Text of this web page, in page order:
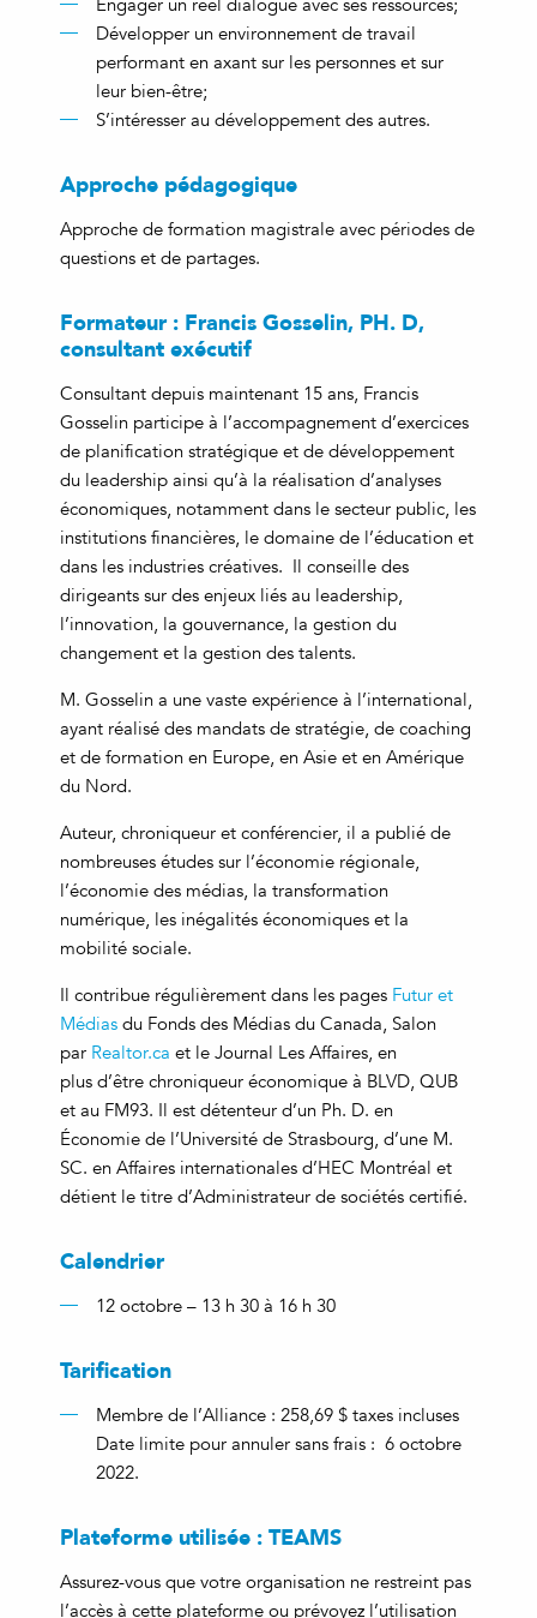
Engager un réel dialogue avec ses ressources;
Développer un environnement de travail
performant en axant sur les personnes et sur
leur bien-être;
S’intéresser au développement des autres.
Approche pédagogique
Approche de formation magistrale avec périodes de
questions et de partages.
Formateur : Francis Gosselin, PH. D,
consultant exécutif
Consultant depuis maintenant 15 ans, Francis
Gosselin participe à l’accompagnement d’exercices
de planification stratégique et de développement
du leadership ainsi qu’à la réalisation d’analyses
économiques, notamment dans le secteur public, les
institutions financières, le domaine de l’éducation et
dans les industries créatives. Il conseille des
dirigeants sur des enjeux liés au leadership,
l’innovation, la gouvernance, la gestion du
changement et la gestion des talents.
M. Gosselin a une vaste expérience à l’international,
ayant réalisé des mandats de stratégie, de coaching
et de formation en Europe, en Asie et en Amérique
du Nord.
Auteur, chroniqueur et conférencier, il a publié de
nombreuses études sur l’économie régionale,
l’économie des médias, la transformation
numérique, les inégalités économiques et la
mobilité sociale.
Il contribue régulièrement dans les pages Futur et
Médias du Fonds des Médias du Canada, Salon
par Realtor.ca et le Journal Les Affaires, en
plus d’être chroniqueur économique à BLVD, QUB
et au FM93. Il est détenteur d’un Ph. D. en
Économie de l’Université de Strasbourg, d’une M.
SC. en Affaires internationales d’HEC Montréal et
détient le titre d’Administrateur de sociétés certifié.
Calendrier
12 octobre – 13 h 30 à 16 h 30
Tarification
Membre de l’Alliance : 258,69 $ taxes incluses
Date limite pour annuler sans frais : 6 octobre
2022.
Plateforme utilisée : TEAMS
Assurez-vous que votre organisation ne restreint pas
l’accès à cette plateforme ou prévoyez l’utilisation